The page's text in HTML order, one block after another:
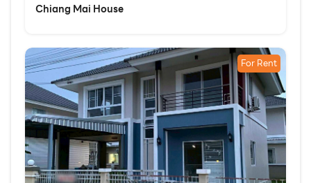
Chiang Mai House
For Rent